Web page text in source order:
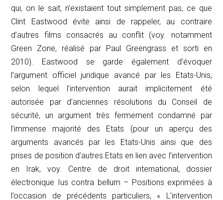
qui, on le sait, n’existaient tout simplement pas, ce que
Clint Eastwood évite ainsi de rappeler, au contraire
d’autres films consacrés au conflit (voy. notamment
Green Zone, réalisé par Paul Greengrass et sorti en
2010). Eastwood se garde également d’évoquer
l’argument officiel juridique avancé par les Etats-Unis,
selon lequel l’intervention aurait implicitement été
autorisée par d’anciennes résolutions du Conseil de
sécurité, un argument très fermement condamné par
l’immense majorité des Etats (pour un aperçu des
arguments avancés par les Etats-Unis ainsi que des
prises de position d’autres Etats en lien avec l’intervention
en Irak, voy. Centre de droit international, dossier
électronique Ius contra bellum – Positions exprimées à
l’occasion de précédents particuliers, « L’intervention